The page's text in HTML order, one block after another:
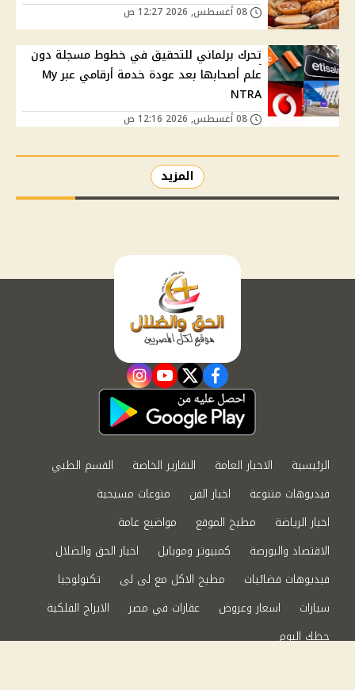
تحرك برلماني للتحقيق في خطوط مسجلة دون
علم أصحابها بعد عودة خدمة أرقامي عبر My
NTRA
المزيد
facebook
twitter
youtube
instagram
الرئيسية الاخبار العامة التقارير الخاصة
القسم الطبي
فيديوهات متنوعة
اخبار الفن
منوعات مسيحية
اخبار الرياضة
مطبخ الموقع
مواضيع عامة
الاقتصاد والبورصة
كمبيوتر وموبايل
اخبار الحق والضلال
فيديوهات فضائيات
مطبخ الاكل مع لى لى
تكنولوجيا
سيارات
اسعار وعروض عقارات في مصر
الابراج الفلكية
حظك اليوم